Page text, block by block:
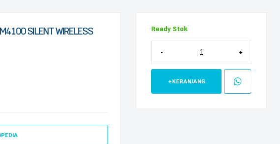
SILENT WIRELESS
Ready Stok
- +
+KERANJANG